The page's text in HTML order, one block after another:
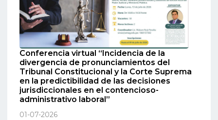
Conferencia virtual “Incidencia de la
divergencia de pronunciamientos del
Tribunal Constitucional y la Corte Suprema
en la predictibilidad de las decisiones
jurisdiccionales en el contencioso-
administrativo laboral”
01-07-2026